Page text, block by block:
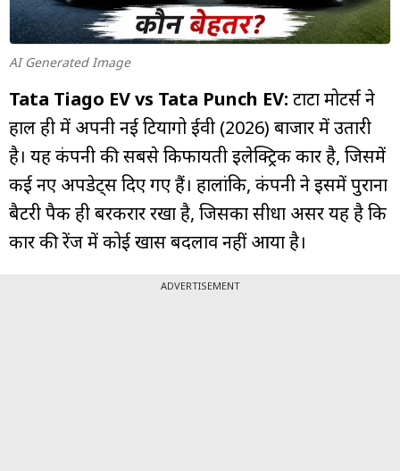
AI Generated Image
Tata Tiago EV vs Tata Punch EV: टाटा मोटर्स ने
हाल ही में अपनी नई टियागो ईवी (2026) बाजार में उतारी
है। यह कंपनी की सबसे किफायती इलेक्ट्रिक कार है, जिसमें
कई नए अपडेट्स दिए गए हैं। हालांकि, कंपनी ने इसमें पुराना
बैटरी पैक ही बरकरार रखा है, जिसका सीधा असर यह है कि
कार की रेंज में कोई खास बदलाव नहीं आया है।
ADVERTISEMENT